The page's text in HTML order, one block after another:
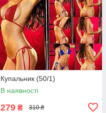
Купальник (50/1)
В наявності
279 ₴ 310 ₴